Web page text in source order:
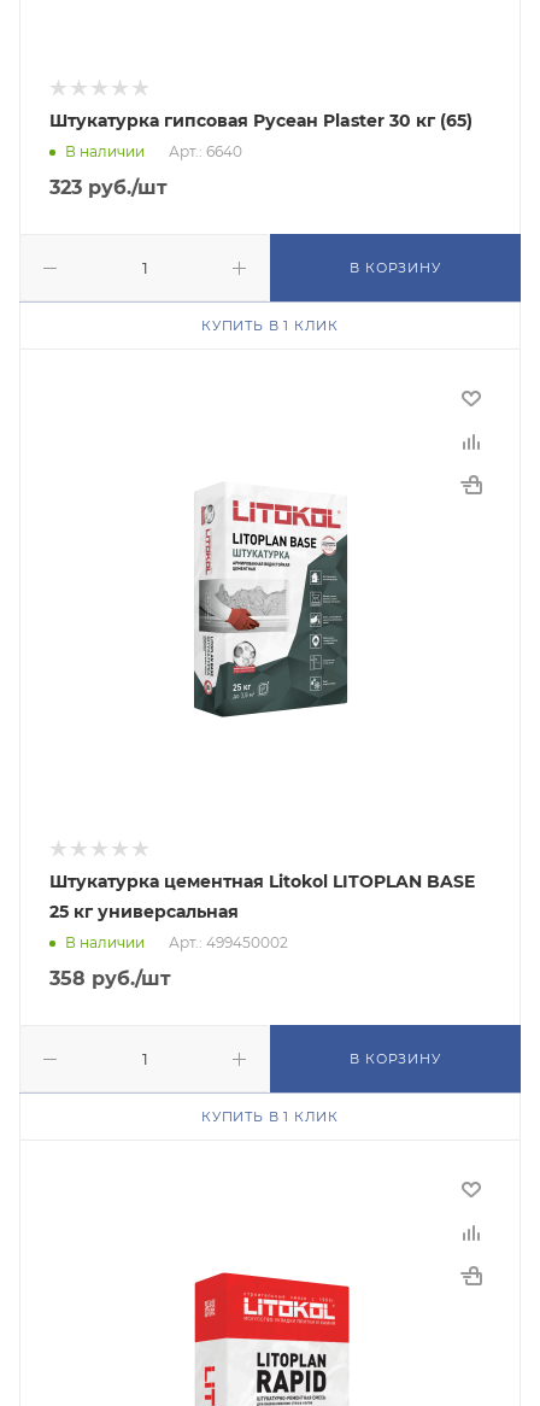
Штукатурка гипсовая Русеан Plaster 30 кг (65)
В наличии Арт.: 6640
323 руб./шт
В КОРЗИНУ
КУПИТЬ В 1 КЛИК
Штукатурка цементная Litokol LITOPLAN BASE
25 кг универсальная
В наличии Арт.: 499450002
358 руб./шт
В КОРЗИНУ
КУПИТЬ В 1 КЛИК